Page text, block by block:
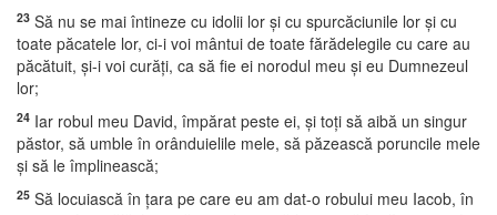
23 Să nu se mai întineze cu idolii lor şi cu spurcăciunile lor şi cu
toate păcatele lor, ci-i voi mântui de toate fărădelegile cu care au
păcătuit, şi-i voi curăţi, ca să fie ei norodul meu şi eu Dumnezeul
lor;
24 Iar robul meu David, împărat peste ei, şi toţi să aibă un singur
păstor, să umble în orânduielile mele, să păzească poruncile mele
şi să le împlinească;
25 Să locuiască în ţara pe care eu am dat-o robului meu Iacob, în